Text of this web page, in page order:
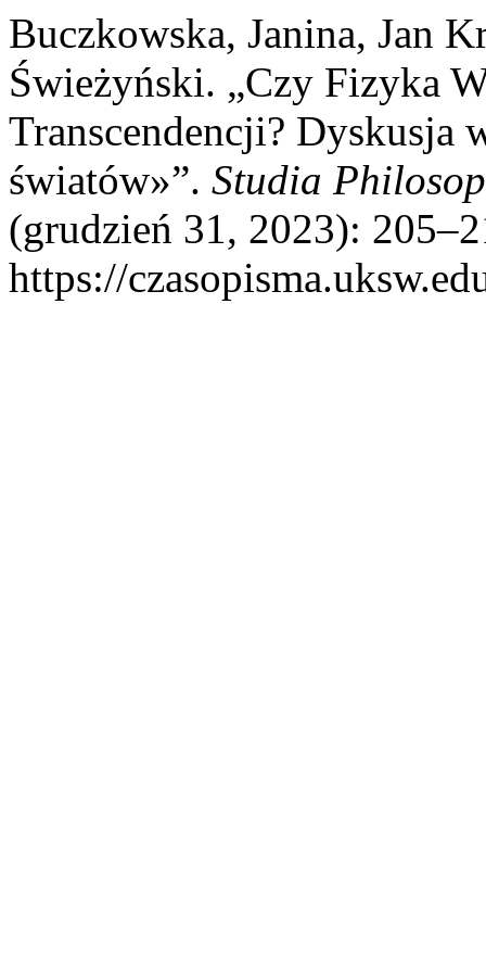
Buczkowska, Janina, Jan
Świeżyński. „Czy Fizyka
Transcendencji? Dyskusja
światów»”. Studia
(grudzień 31, 2023):
https://